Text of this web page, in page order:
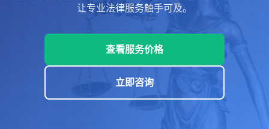
让专业法律服务触手可及。
查看服务价格
立即咨询